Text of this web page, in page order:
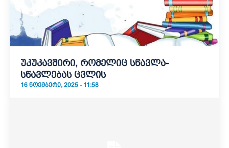
უკუკავშირი, რომელიც სწავლა-
სწავლებას ცვლის
16 ᲜᲝᲔᲛᲑᲔᲠᲘ, 2025 - 11:58